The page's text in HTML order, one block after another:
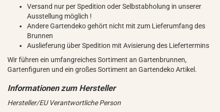
Versand nur per Spedition oder Selbstabholung in unserer
Ausstellung möglich !
Andere Gartendeko gehört nicht mit zum Lieferumfang des
Brunnen
Auslieferung über Spedition mit Avisierung des Liefertermins
Wir führen ein umfangreiches Sortiment an Gartenbrunnen,
Gartenfiguren und ein großes Sortiment an Gartendeko Artikel.
Hersteller/EU Verantwortliche Person